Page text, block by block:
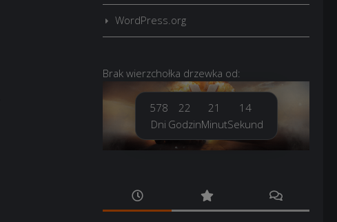
WordPress.org
Brak wierzchołka drzewka od:
578
Dni
22
Godzin
21
Minut
15
Sekund